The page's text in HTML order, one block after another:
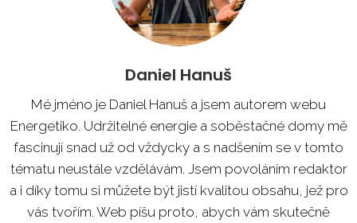
Daniel Hanuš
Mé jméno je Daniel Hanuš a jsem autorem webu
Energetiko. Udržitelné energie a soběstačné domy mě
fascinují snad už od vždycky a s nadšením se v tomto
tématu neustále vzdělávám. Jsem povoláním redaktor
a i díky tomu si můžete být jistí kvalitou obsahu, jež pro
vás tvořím. Web píšu proto, abych vám skutečně